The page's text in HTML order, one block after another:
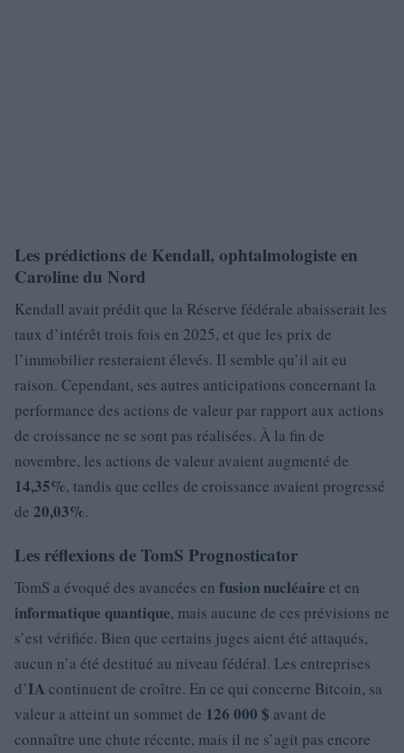
Les prédictions de Kendall, ophtalmologiste en
Caroline du Nord
Kendall avait prédit que la Réserve fédérale abaisserait les
taux d’intérêt trois fois en 2025, et que les prix de
l’immobilier resteraient élevés. Il semble qu’il ait eu
raison. Cependant, ses autres anticipations concernant la
performance des actions de valeur par rapport aux actions
de croissance ne se sont pas réalisées. À la fin de
novembre, les actions de valeur avaient augmenté de
14,35%, tandis que celles de croissance avaient progressé
de 20,03%.
Les réflexions de TomS Prognosticator
TomS a évoqué des avancées en fusion nucléaire et en
informatique quantique, mais aucune de ces prévisions ne
s’est vérifiée. Bien que certains juges aient été attaqués,
aucun n’a été destitué au niveau fédéral. Les entreprises
d’IA continuent de croître. En ce qui concerne Bitcoin, sa
valeur a atteint un sommet de 126 000 $ avant de
connaître une chute récente, mais il ne s’agit pas encore